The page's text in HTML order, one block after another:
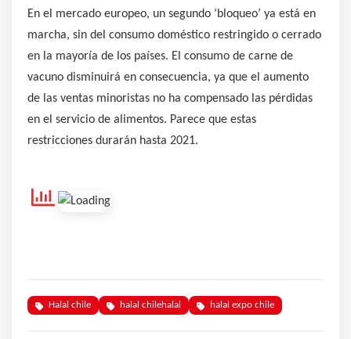
En el mercado europeo, un segundo ‘bloqueo’ ya está en
marcha, sin del consumo doméstico restringido o cerrado
en la mayoría de los países. El consumo de carne de
vacuno disminuirá en consecuencia, ya que el aumento
de las ventas minoristas no ha compensado las pérdidas
en el servicio de alimentos. Parece que estas
restricciones durarán hasta 2021.
Halal chile halal chilehalal halal expo chile